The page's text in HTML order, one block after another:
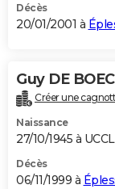
Décès
20/01/2001 à
Guy DE
Créer une
Naissance
27/10/1945 à
Décès
06/11/1999 à